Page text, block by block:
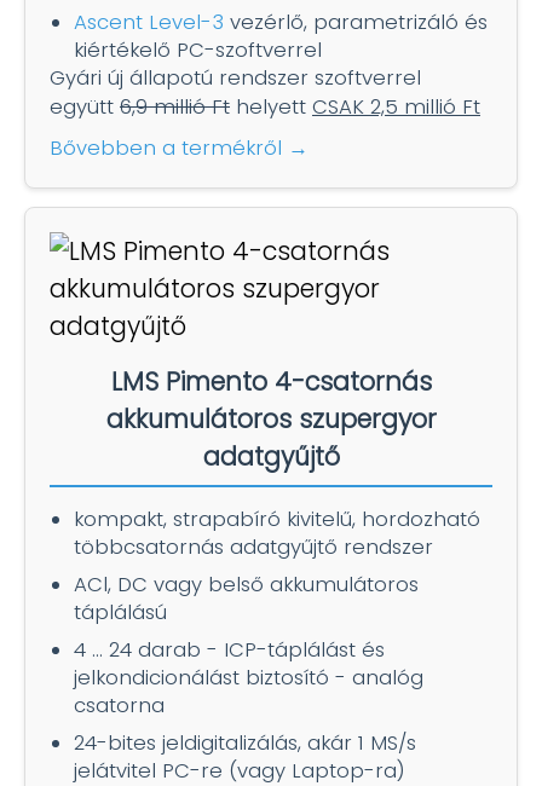
Ascent Level-3 vezérlő, parametrizáló és
kiértékelő PC-szoftverrel
Gyári új állapotú rendszer szoftverrel
együtt 6,9 millió Ft helyett CSAK 2,5 millió Ft
Bővebben a termékről →
LMS Pimento 4-csatornás
akkumulátoros szupergyor
adatgyűjtő
kompakt, strapabíró kivitelű, hordozható
többcsatornás adatgyűjtő rendszer
ACl, DC vagy belső akkumulátoros
táplálású
4 ... 24 darab - ICP-táplálást és
jelkondicionálást biztosító - analóg
csatorna
24-bites jeldigitalizálás, akár 1 MS/s
jelátvitel PC-re (vagy Laptop-ra)